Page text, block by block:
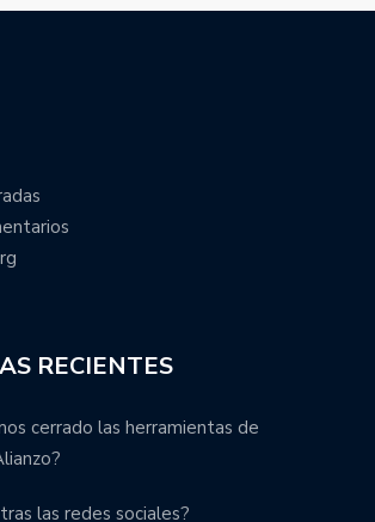
RECIENTES
cerrado las herramientas de
las redes sociales?